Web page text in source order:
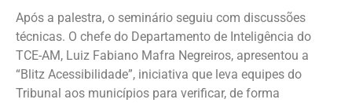
Após a palestra, o seminário seguiu com discussões
técnicas. O chefe do Departamento de Inteligência do
TCE-AM, Luiz Fabiano Mafra Negreiros, apresentou a
“Blitz Acessibilidade”, iniciativa que leva equipes do
Tribunal aos municípios para verificar, de forma